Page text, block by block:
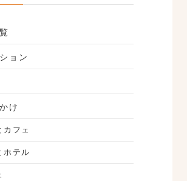
ョン
け
カフェ
ホテル